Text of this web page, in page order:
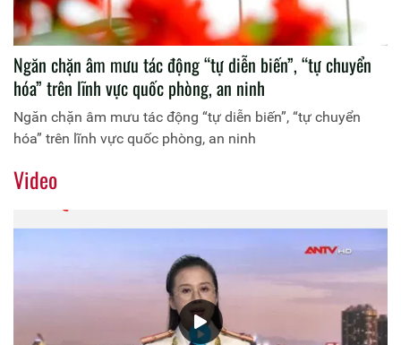
Ngăn chặn âm mưu tác động “tự diễn biến”, “tự chuyển
hóa” trên lĩnh vực quốc phòng, an ninh
Ngăn chặn âm mưu tác động “tự diễn biến”, “tự chuyển
hóa” trên lĩnh vực quốc phòng, an ninh
Video